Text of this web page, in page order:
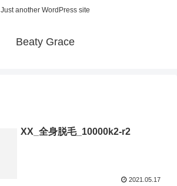
Just another WordPress site
Beaty Grace
XX_全身脱毛_10000k2-r2
2021.05.17